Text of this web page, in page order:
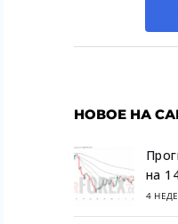
НОВОЕ НА
на
4